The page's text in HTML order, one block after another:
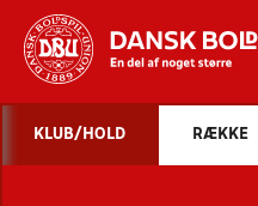
KLUB/HOLD RÆKKE